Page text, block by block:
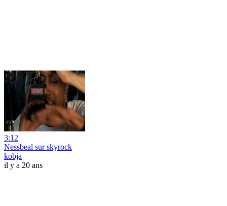
3:12
Nessbeal sur skyrock
kobja
il y a 20 ans